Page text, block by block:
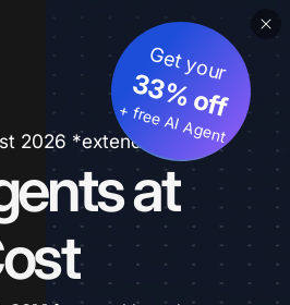
2026 *extended
at
Get your
33% off
+ free AI Agent